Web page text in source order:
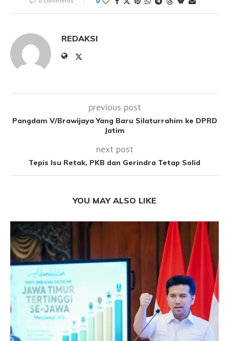
REDAKSI
previous post
Pangdam V/Brawijaya Yang Baru Silaturrahim ke DPRD
Jatim
next post
Tepis Isu Retak, PKB dan Gerindra Tetap Solid
YOU MAY ALSO LIKE